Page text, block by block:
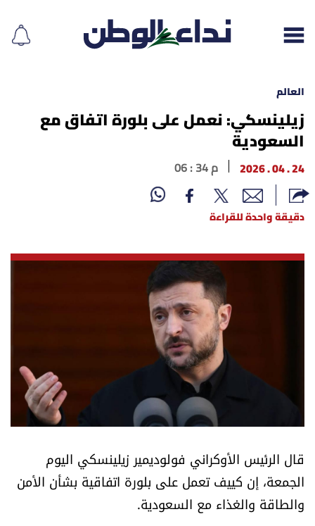
إقرأ الجريدة
لبنان
الغلاف
نداء اليوم
نداء القرّاء
كتّابنا
العالم
زيلينسكي: نعمل على بلورة اتفاق مع
السعودية
24 . 04 . 2026 06 : 34 م
دقيقة واحدة للقراءة
قال الرئيس الأوكراني فولوديمير زيلينسكي اليوم
الجمعة، إن كييف تعمل على بلورة اتفاقية بشأن الأمن
والطاقة والغذاء مع السعودية.